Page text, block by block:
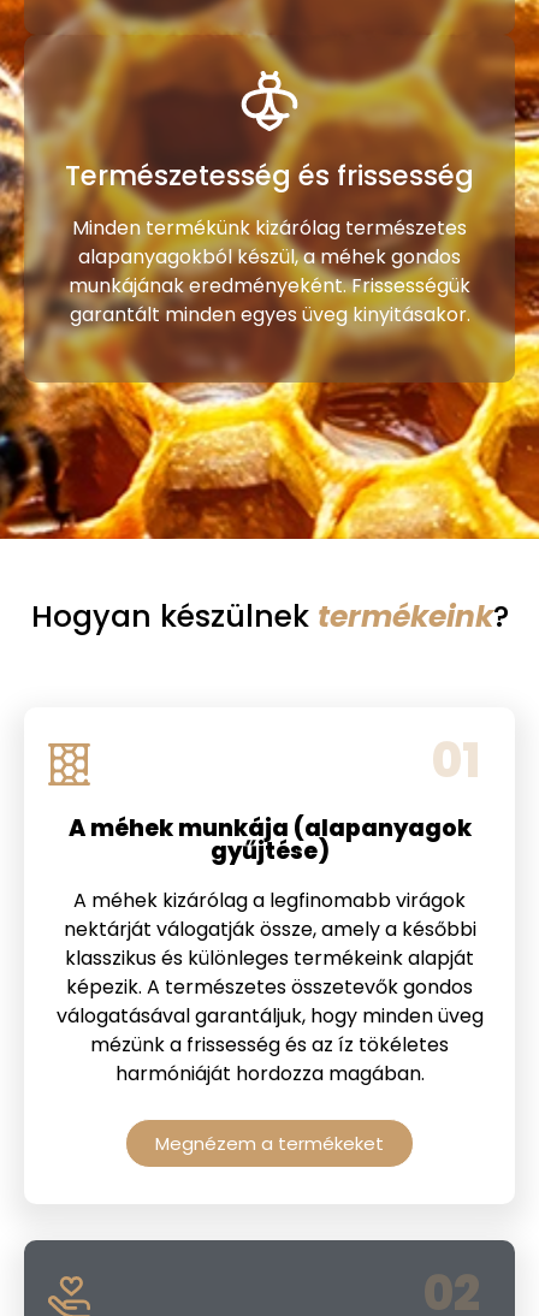
Természetesség és frissesség
Minden termékünk kizárólag természetes
alapanyagokból készül, a méhek gondos
munkájának eredményeként. Frissességük
garantált minden egyes üveg kinyitásakor.
Hogyan készülnek termékeink?
01
A méhek munkája (alapanyagok
gyűjtése)
A méhek kizárólag a legfinomabb virágok
nektárját válogatják össze, amely a későbbi
klasszikus és különleges termékeink alapját
képezik. A természetes összetevők gondos
válogatásával garantáljuk, hogy minden üveg
mézünk a frissesség és az íz tökéletes
harmóniáját hordozza magában.
Megnézem a termékeket
02